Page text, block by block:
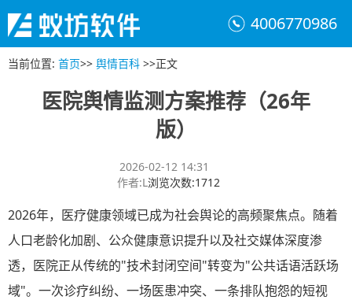
4006770986
当前位置: 首页>> 舆情百科 >>正文
医院舆情监测方案推荐（26年
版）
2026-02-12 14:31
作者:L浏览次数:1712
2026年，医疗健康领域已成为社会舆论的高频聚焦点。随着
人口老龄化加剧、公众健康意识提升以及社交媒体深度渗
透，医院正从传统的"技术封闭空间"转变为"公共话语活跃场
域"。一次诊疗纠纷、一场医患冲突、一条排队抱怨的短视